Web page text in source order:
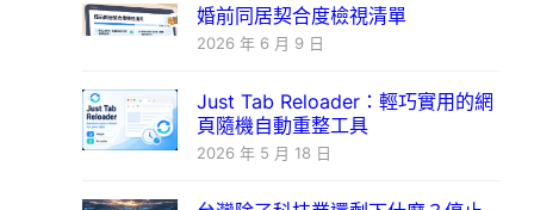
婚前同居契合度檢視清單
2026 年 6 月 9 日
Just Tab Reloader：輕巧實用的網
頁隨機自動重整工具
2026 年 5 月 18 日